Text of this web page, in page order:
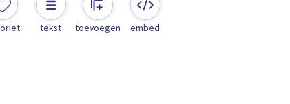
tekst toevoegen embed